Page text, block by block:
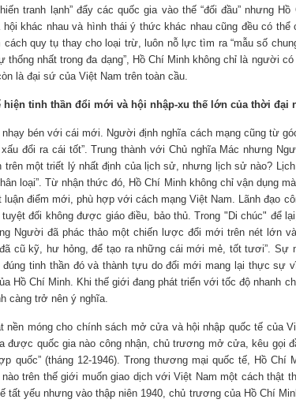
tranh lạnh” đẩy các quốc gia vào thế “đối đầu” nhưng
khác nhau và hình thái ý thức khác nhau cũng đều có thể
quy tụ thay cho loại trừ, luôn nỗ lực tìm ra “mẫu số
thống nhất trong đa dạng”, Hồ Chí Minh không chỉ là người
là đại sứ của Việt Nam trên toàn cầu.
tinh thần đổi mới và hội nhập-xu thế lớn của thời đại
bén với cái mới. Người định nghĩa cách mạng cũng từ
đổi ra cái tốt”. Trung thành với Chủ nghĩa Mác nhưng
trên một triết lý nhất định của lịch sử, nhưng lịch sử nào?
loại”. Từ nhận thức đó, Hồ Chí Minh không chỉ vận dụng
luận điểm mới, phù hợp với cách mạng Việt Nam. Lãnh đạo
đối không được giáo điều, bảo thủ. Trong "Di chúc" để
Người đã phác thảo một chiến lược đổi mới trên nét lớn
cũ kỹ, hư hỏng, để tạo ra những cái mới mẻ, tốt tươi”. Sự
tinh thần đó và thành tựu do đổi mới mang lại thực sự
Hồ Chí Minh. Khi thế giới đang phát triển với tốc độ nhanh
càng trở nên ý nghĩa.
nền móng cho chính sách mở cửa và hội nhập quốc tế của
được quốc gia nào công nhận, chủ trương mở cửa, kêu gọi
quốc” (tháng 12-1946). Trong thương mại quốc tế, Hồ Chí
trên thế giới muốn giao dịch với Việt Nam một cách thật
tất yếu nhưng vào thập niên 1940, chủ trương của Hồ Chí